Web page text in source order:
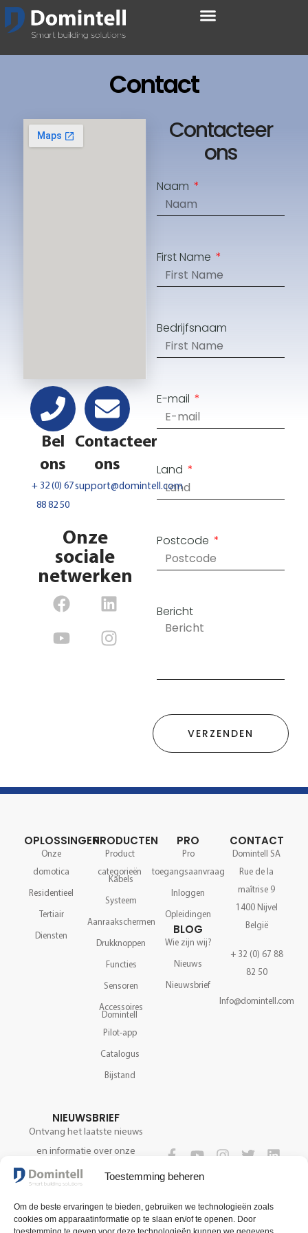
Toestemming beheren
Om de beste ervaringen te bieden, gebruiken we technologieën zoals
cookies om apparaatinformatie op te slaan en/of te openen. Door
Contact
Bel
ons
+ 32 (0) 67
88 82 50
Contacteer
ons
support@domintell.com
Onze
sociale
netwerken
Contacteer
ons
Naam
First Name
Bedrijfsnaam
E-mail
Land
Postcode
Bericht
VERZENDEN
OPLOSSINGEN
Onze
domotica
Residentieel
Tertiair
Diensten
PRODUCTEN
Product
categorieën
Kabels
Systeem
Aanraakschermen
Drukknoppen
Functies
Sensoren
Accessoires
Domintell
Pilot-app
Catalogus
Bijstand
PRO
Pro
toegangsaanvraag
Inloggen
Opleidingen
BLOG
Wie zijn wij?
Nieuws
Nieuwsbrief
CONTACT
Domintell SA
Rue de la
maîtrise 9
1400 Nijvel
België
+ 32 (0) 67 88
82 50
Info@domintell.com
NIEUWSBRIEF
Ontvang het laatste nieuws
en informatie over onze
technologie.
REGISTREER NU
VOLG ONS